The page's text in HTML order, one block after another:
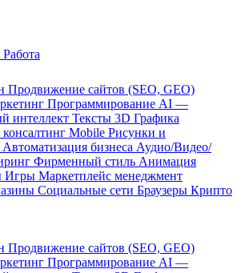
Работа
Продвижение сайтов (SEO, GEO)
Программирование AI —
интеллект Тексты 3D Графика
Mobile Рисунки и
Автоматизация бизнеса Аудио/Видео/
Фирменный стиль Анимация
Игры Маркетплейс менеджмент
Социальные сети Браузеры Крипто
Продвижение сайтов (SEO, GEO)
Программирование AI —